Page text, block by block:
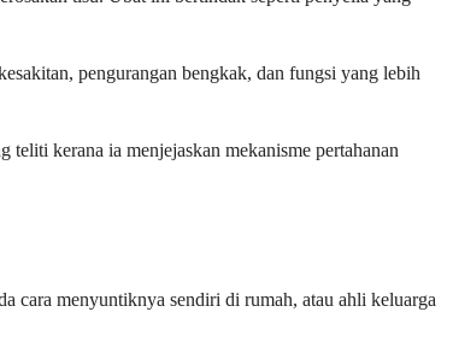
pengurangan bengkak, dan fungsi yang lebih
teliti kerana ia menjejaskan mekanisme pertahanan
cara menyuntiknya sendiri di rumah, atau ahli keluarga